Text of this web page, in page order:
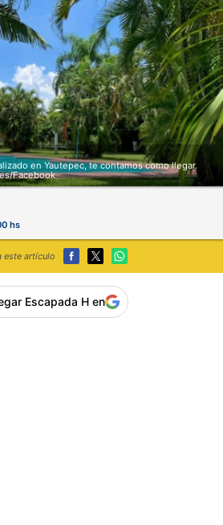
en Yautepec, te contamos como llegar.
Facebook
hs
este artículo
Escapada H en